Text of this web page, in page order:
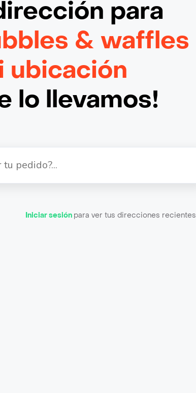
para
& waffles
ubicación
lo llevamos!
Iniciar sesión para ver tus direcciones recientes